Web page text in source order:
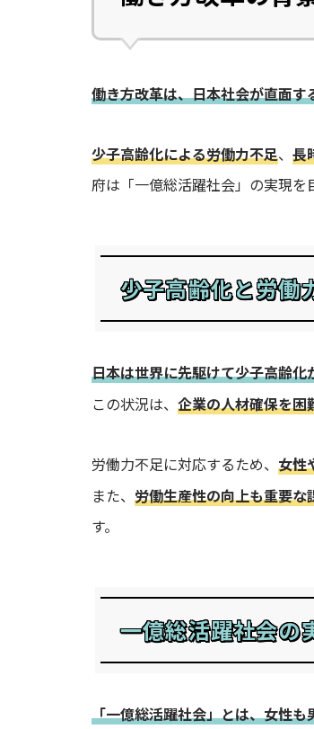
働き方改革は、日本社会が直面
少子高齢化による労働力不足、 長
府は「一億総活躍社会」の実現を
少子高齢化と労働
日本は世界に先駆けて少子高齢
この状況は、 企業の人材確保を困
労働力不足に対応するため、 女性
また、 労働生産性の向上も重要な
す。
一億総活躍社会の
「一億総活躍社会」とは、女性